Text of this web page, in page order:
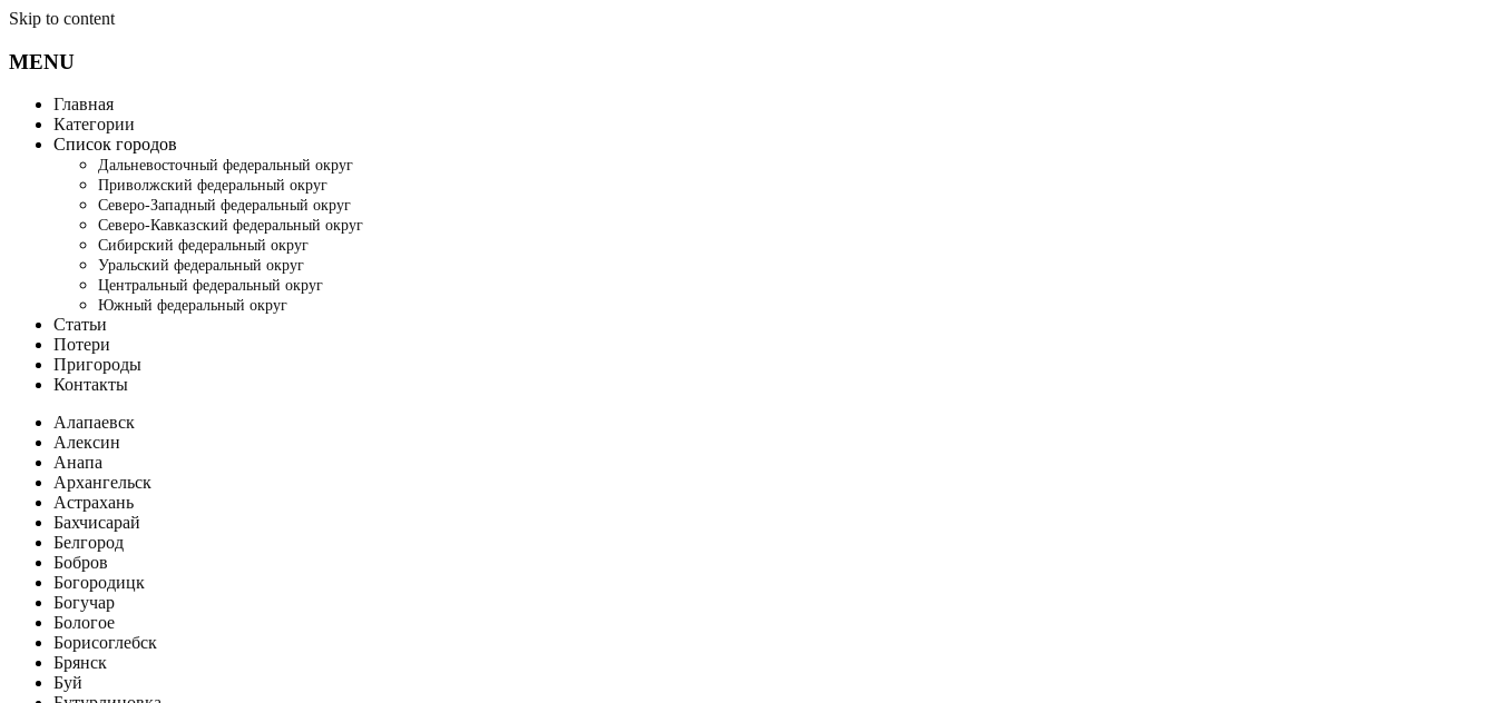
Skip to content
MENU
Главная
Категории
Список городов
Дальневосточный федеральный округ
Приволжский федеральный округ
Северо-Западный федеральный округ
Северо-Кавказский федеральный округ
Сибирский федеральный округ
Уральский федеральный округ
Центральный федеральный округ
Южный федеральный округ
Статьи
Потери
Пригороды
Контакты
Алапаевск
Алексин
Анапа
Архангельск
Астрахань
Бахчисарай
Белгород
Бобров
Богородицк
Богучар
Бологое
Борисоглебск
Брянск
Буй